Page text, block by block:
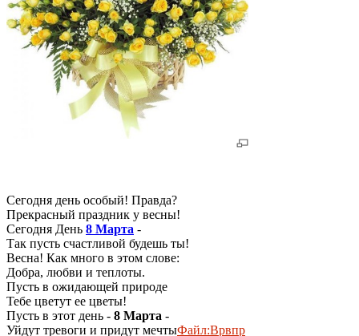
Сегодня день особый! Правда?
Прекрасный праздник у весны!
Сегодня День 8 Марта -
Так пусть счастливой будешь ты!
Весна! Как много в этом слове:
Добра, любви и теплоты.
Пусть в ожидающей природе
Тебе цветут ее цветы!
Пусть в этот день - 8 Марта -
Уйдут тревоги и придут мечтыФайл:Врвпр